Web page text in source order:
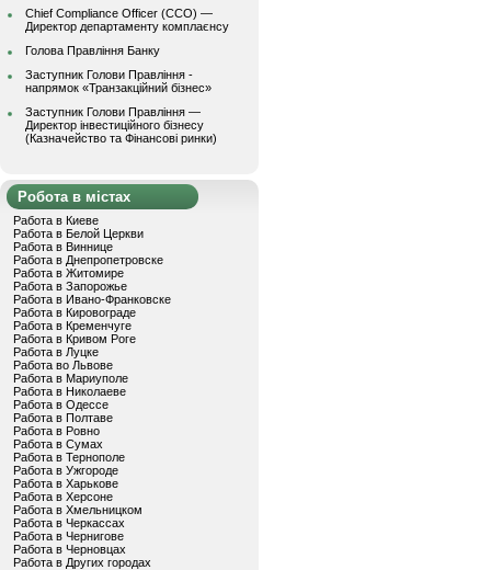
Chief Compliance Officer (CCO) —
Директор департаменту комплаєнсу
Голова Правління Банку
Заступник Голови Правління -
напрямок «Транзакційний бізнес»
Заступник Голови Правління —
Директор інвестиційного бізнесу
(Казначейство та Фінансові ринки)
Робота в містах
Работа в Киеве
Работа в Белой Церкви
Работа в Виннице
Работа в Днепропетровске
Работа в Житомире
Работа в Запорожье
Работа в Ивано-Франковске
Работа в Кировограде
Работа в Кременчуге
Работа в Кривом Роге
Работа в Луцке
Работа во Львове
Работа в Мариуполе
Работа в Николаеве
Работа в Одессе
Работа в Полтаве
Работа в Ровно
Работа в Сумах
Работа в Тернополе
Работа в Ужгороде
Работа в Харькове
Работа в Херсоне
Работа в Хмельницком
Работа в Черкассах
Работа в Чернигове
Работа в Черновцах
Работа в Других городах